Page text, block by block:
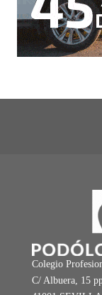
Colegio
C/ Albuera, 15